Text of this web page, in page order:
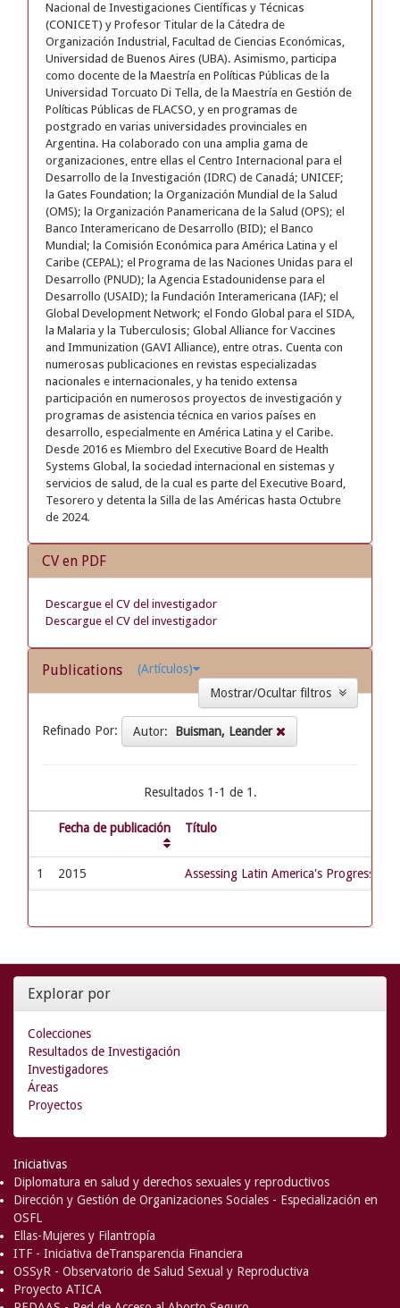
Nacional de Investigaciones Científicas y Técnicas
(CONICET) y Profesor Titular de la Cátedra de
Organización Industrial, Facultad de Ciencias Económicas,
Universidad de Buenos Aires (UBA). Asimismo, participa
como docente de la Maestría en Políticas Públicas de la
Universidad Torcuato Di Tella, de la Maestría en Gestión de
Políticas Públicas de FLACSO, y en programas de
postgrado en varias universidades provinciales en
Argentina. Ha colaborado con una amplia gama de
organizaciones, entre ellas el Centro Internacional para el
Desarrollo de la Investigación (IDRC) de Canadá; UNICEF;
la Gates Foundation; la Organización Mundial de la Salud
(OMS); la Organización Panamericana de la Salud (OPS); el
Banco Interamericano de Desarrollo (BID); el Banco
Mundial; la Comisión Económica para América Latina y el
Caribe (CEPAL); el Programa de las Naciones Unidas para el
Desarrollo (PNUD); la Agencia Estadounidense para el
Desarrollo (USAID); la Fundación Interamericana (IAF); el
Global Development Network; el Fondo Global para el SIDA,
la Malaria y la Tuberculosis; Global Alliance for Vaccines
and Immunization (GAVI Alliance), entre otras. Cuenta con
numerosas publicaciones en revistas especializadas
nacionales e internacionales, y ha tenido extensa
participación en numerosos proyectos de investigación y
programas de asistencia técnica en varios países en
desarrollo, especialmente en América Latina y el Caribe.
Desde 2016 es Miembro del Executive Board de Health
Systems Global, la sociedad internacional en sistemas y
servicios de salud, de la cual es parte del Executive Board,
Tesorero y detenta la Silla de las Américas hasta Octubre
de 2024.
CV en PDF
Descargue el CV del investigador
Descargue el CV del investigador
Publications
(Artículos)
Refinado Por: Autor: Buisman, Leander
Resultados 1-1 de 1.
Fecha de publicación Título
1 2015 Assessing Latin America's Progress
Explorar por
Colecciones
Resultados de Investigación
Investigadores
Áreas
Proyectos
Iniciativas
Diplomatura en salud y derechos sexuales y reproductivos
Dirección y Gestión de Organizaciones Sociales - Especialización en
OSFL
Ellas-Mujeres y Filantropía
ITF - Iniciativa deTransparencia Financiera
OSSyR - Observatorio de Salud Sexual y Reproductiva
Proyecto ATICA